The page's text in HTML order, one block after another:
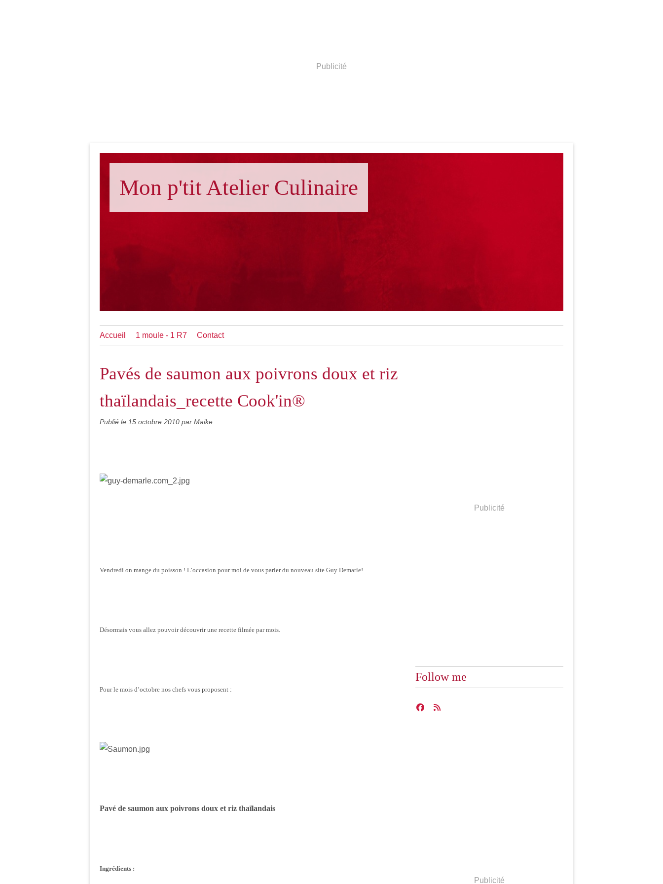
Publicité
Mon p'tit Atelier Culinaire
Accueil 1 moule - 1 R7 Contact
Pavés de saumon aux poivrons doux et riz
thaïlandais_recette Cook'in®
Publié le 15 octobre 2010 par Maike
Vendredi on mange du poisson ! L’occasion pour moi de vous parler du nouveau site Guy Demarle!
Désormais vous allez pouvoir découvrir une recette filmée par mois.
Pour le mois d’octobre nos chefs vous proposent :
Pavé de saumon aux poivrons doux et riz thaïlandais
Ingrédients :
Publicité
Follow me
Publicité